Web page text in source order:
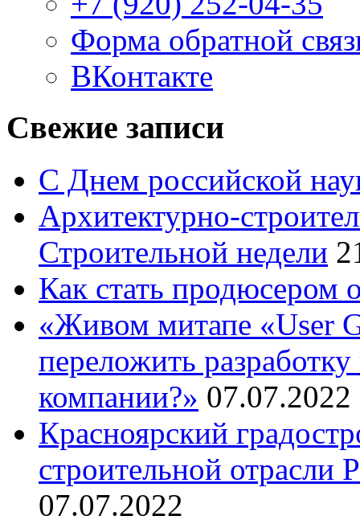
Форма обратной
ВКонтакте
Свежие записи
С Днем российской
Архитектурно-
Строительной недели
Как стать продюсером
«Живом митапе «User
переложить
компании?» 07.07.2022
Красноярский
строительной отрасли
07.07.2022